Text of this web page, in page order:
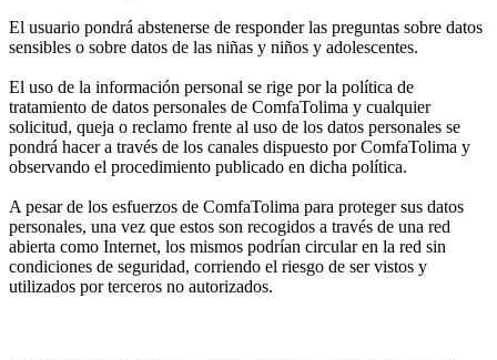
El usuario pondrá abstenerse de responder las preguntas sobre datos
sensibles o sobre datos de las niñas y niños y adolescentes.
El uso de la información personal se rige por la política de
tratamiento de datos personales de ComfaTolima y cualquier
solicitud, queja o reclamo frente al uso de los datos personales se
pondrá hacer a través de los canales dispuesto por ComfaTolima y
observando el procedimiento publicado en dicha política.
A pesar de los esfuerzos de ComfaTolima para proteger sus datos
personales, una vez que estos son recogidos a través de una red
abierta como Internet, los mismos podrían circular en la red sin
condiciones de seguridad, corriendo el riesgo de ser vistos y
utilizados por terceros no autorizados.